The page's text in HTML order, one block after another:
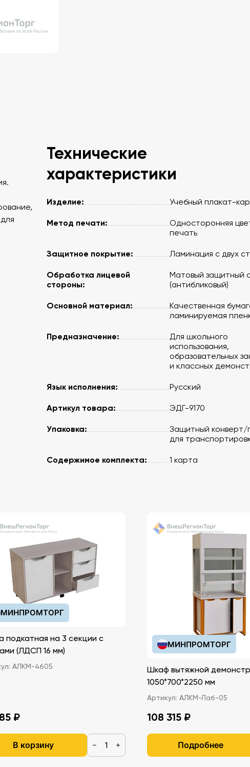
Технические
характеристики
Изделие: Учебный плакат-
Метод печати:
Односторонняя
печать
Защитное покрытие: Ламинация с двух
Обработка лицевой
стороны:
Матовый защитный
(антибликовый)
Основной материал:
Качественная
ламинируемая
Предназначение:
Для школьного
использования,
образовательных
и классных
Язык исполнения: Русский
Артикул товара: ЭДГ-9170
Упаковка:
Защитный конверт/
для
Содержимое комплекта: 1 карта
МИНПРОМТОРГ
подкатная на 3 секции с
ящиками (ЛДСП 16 мм)
АЛКМ-4605
₽
В корзину − +
МИНПРОМТОРГ
Шкаф вытяжной
1050*700*2250 мм
Артикул: АЛКМ-Лаб-05
108 315 ₽
Подробнее